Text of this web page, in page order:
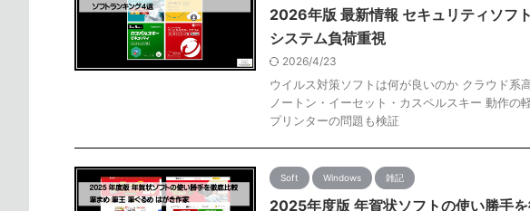
2026年版 最新情報 セキュリティソフ
システム負荷重視
2026/4/23
ウイルス対策ソフトは何が良いのか クラウド系
ノートン・イーセット・カスペルスキー 動作
プリンターの問題も検証
Soft Windows 雑記
2025年度版 年賀状ソフトの使い勝手